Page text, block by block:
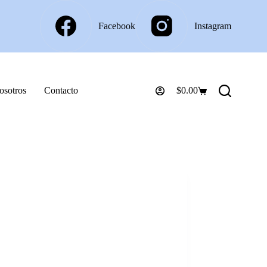
Facebook Instagram
Contacto
Carro
$0.00